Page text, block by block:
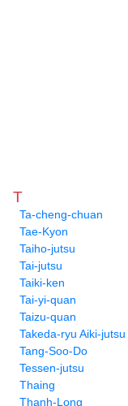
T
Ta-cheng-chuan
Tae-Kyon
Taiho-jutsu
Tai-jutsu
Taiki-ken
Tai-yi-quan
Taizu-quan
Takeda-ryu Aiki-jutsu
Tang-Soo-Do
Tessen-jutsu
Thaing
Thanh-Long